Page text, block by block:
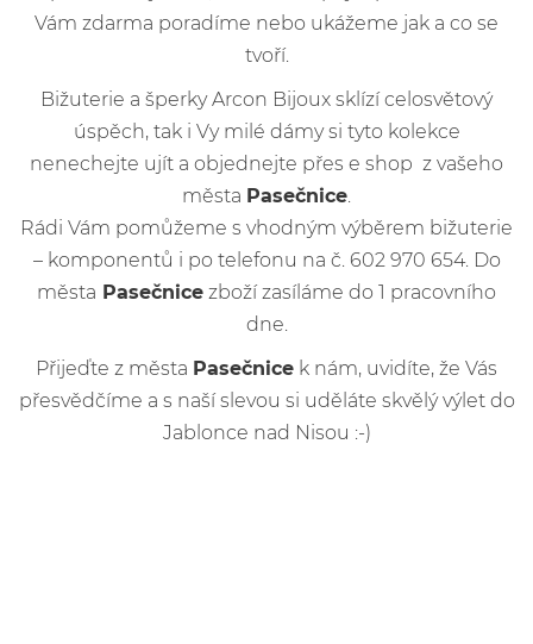
Vám zdarma poradíme nebo ukážeme jak a co se
tvoří.
Bižuterie a šperky Arcon Bijoux sklízí celosvětový
úspěch, tak i Vy milé dámy si tyto kolekce
nenechejte ujít a objednejte přes e shop z vašeho
města Pasečnice
Rádi Vám pomůžeme s vhodným výběrem bižuterie
– komponentů i po telefonu na č. 602 970 654. Do
města Pasečnice zboží zasíláme do 1 pracovního
dne.
Přijeďte z města Pasečnice k nám, uvidíte, že Vás
přesvědčíme a s naší slevou si uděláte skvělý výlet do
Jablonce nad Nisou :-)